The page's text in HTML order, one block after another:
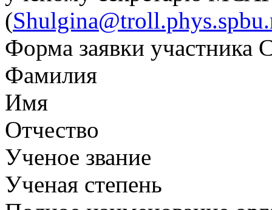
(
Форма заявки участника
Фамилия
Имя
Отчество
Ученое звание
Ученая степень